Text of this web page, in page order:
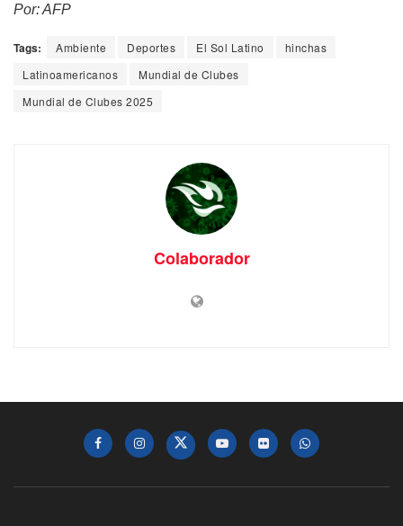
Por: AFP
Tags: Ambiente Deportes El Sol Latino
hinchas
Latinoamericanos
Mundial de Clubes
Mundial de Clubes 2025
Colaborador